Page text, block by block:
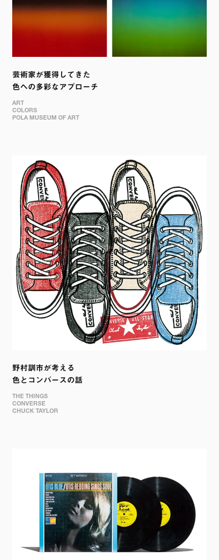
芸術家が獲得してきた
色への多彩なアプローチ
ART
COLORS
POLA MUSEUM OF ART
野村訓市が考える
色とコンバースの話
THE THINGS
CONVERSE
CHUCK TAYLOR